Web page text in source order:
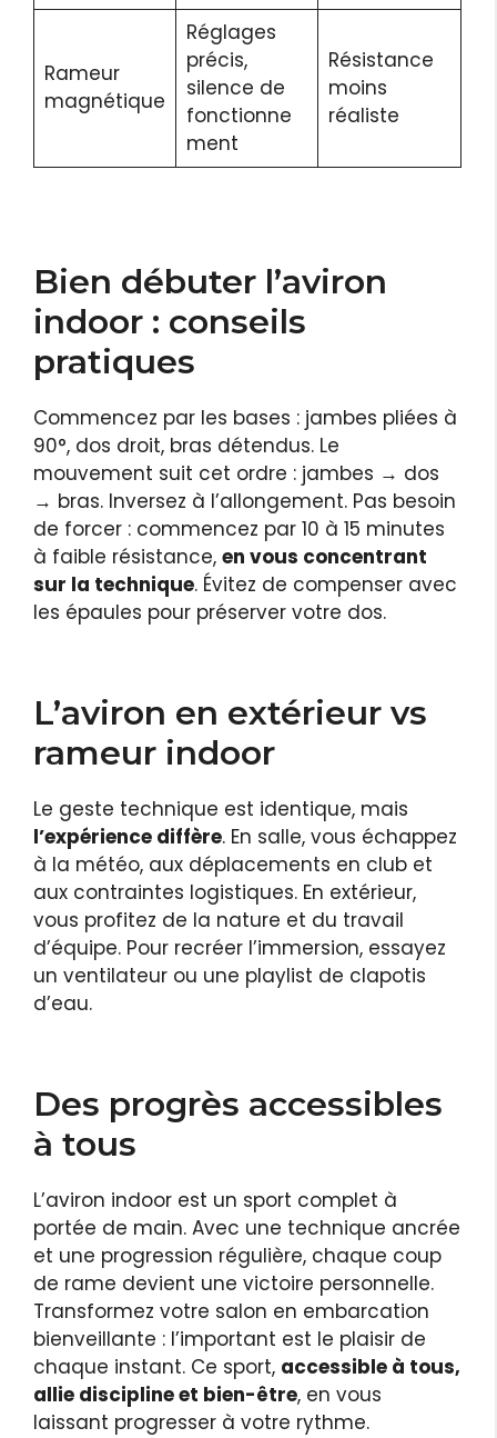
Rameur
magnétique
Réglages
précis,
silence de
fonctionne
ment
Résistance
moins
réaliste
Bien débuter l’aviron
indoor : conseils
pratiques
Commencez par les bases : jambes pliées à
90°, dos droit, bras détendus. Le
mouvement suit cet ordre : jambes → dos
→ bras. Inversez à l’allongement. Pas besoin
de forcer : commencez par 10 à 15 minutes
à faible résistance, en vous concentrant
sur la technique. Évitez de compenser avec
les épaules pour préserver votre dos.
L’aviron en extérieur vs
rameur indoor
Le geste technique est identique, mais
l’expérience diffère. En salle, vous échappez
à la météo, aux déplacements en club et
aux contraintes logistiques. En extérieur,
vous profitez de la nature et du travail
d’équipe. Pour recréer l’immersion, essayez
un ventilateur ou une playlist de clapotis
d’eau.
Des progrès accessibles
à tous
L’aviron indoor est un sport complet à
portée de main. Avec une technique ancrée
et une progression régulière, chaque coup
de rame devient une victoire personnelle.
Transformez votre salon en embarcation
bienveillante : l’important est le plaisir de
chaque instant. Ce sport, accessible à tous,
allie discipline et bien-être, en vous
laissant progresser à votre rythme.